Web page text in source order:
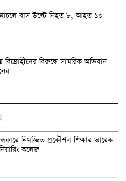
বাস উল্টে নিহত ৮, আহত ১০
বিদ্রোহীদের বিরুদ্ধে সামরিক অভিযান
নিমজ্জিত প্রকৌশল শিক্ষার আরেক
কলেজ